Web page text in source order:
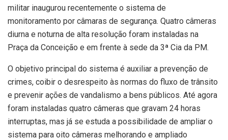
militar inaugurou recentemente o sistema de
monitoramento por câmaras de segurança. Quatro câmeras
diurna e noturna de alta resolução foram instaladas na
Praça da Conceição e em frente à sede da 3ª Cia da PM.
O objetivo principal do sistema é auxiliar a prevenção de
crimes, coibir o desrespeito às normas do fluxo de trânsito
e prevenir ações de vandalismo a bens públicos. Até agora
foram instaladas quatro câmeras que gravam 24 horas
interruptas, mas já se estuda a possibilidade de ampliar o
sistema para oito câmeras melhorando e ampliado